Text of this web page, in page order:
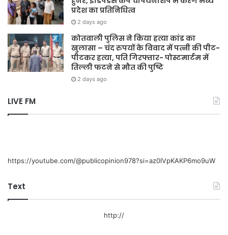
प्रदेश का प्रतिनिधित्व
2 days ago
कोतवाली पुलिस ने किया हत्या कांड का
खुलासा – चंद रुपयों के विवाद में पत्नी की पीट-
पीटकर हत्या, पति गिरफ्तार- पोस्टमार्टम में
तिल्ली फटने से मौत की पुष्टि
2 days ago
LIVE FM
https://youtube.com/@publicopinion978?si=az0lVpKAKP6mo9uW
Text
http://